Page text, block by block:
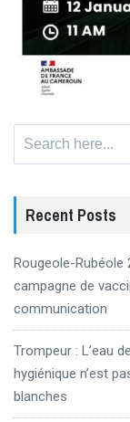
Search
Recent Posts
Rougeole-Rubéole
campagne de
communication
Trompeur : L’eau
hygiénique n’est
blanches